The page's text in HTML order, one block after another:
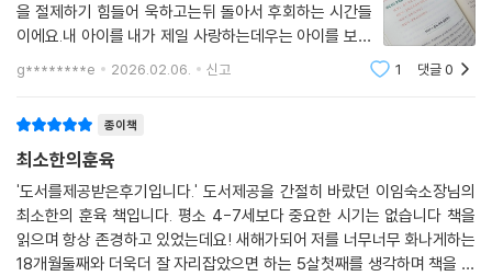
을 절제하기 힘들어 욱하고는뒤 돌아서 후회하는 시간들
이에요.내 아이를 내가 제일 사랑하는데우는 아이를 보는
것도 괴롭고그렇다고 문제행동을 하는 아이를 방치할 수
도 없어 쩔쩔매요＜최소한의 훈육＞은아이를 어떻게 통
g********e 2026.02.06. 신고 1 댓글0
종이책
최소한의훈육
'도서를제공받은후기입니다.' 도서제공을 간절히 바랐던 이임숙소장님의
최소한의 훈육 책입니다. 평소 4-7세보다 중요한 시기는 없습니다 책을
읽으며 항상 존경하고 있었는데요! 새해가되어 저를 너무너무 화나게하는
18개월둘째와 더욱더 잘 자리잡았으면 하는 5살첫째를 생각하며 책을 읽